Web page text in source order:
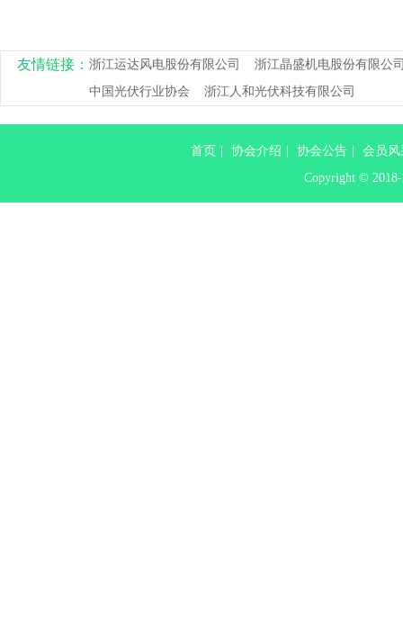
友情链接： 浙江运达风电股份有限公司
浙江晶盛机电股份有限公
中国光伏行业协会
浙江人和光伏科技有限公司
首页 协会介绍 协会公告
会员风
Copyright ©